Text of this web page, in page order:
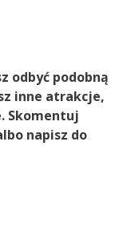
odbyć podobną
inne atrakcje,
Skomentuj
napisz do